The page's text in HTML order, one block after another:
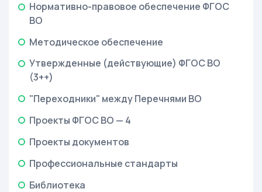
Нормативно-правовое обеспечение ФГОС
ВО
Методическое обеспечение
Утвержденные (действующие) ФГОС ВО
(3++)
"Переходники" между Перечнями ВО
Проекты ФГОС ВО — 4
Проекты документов
Профессиональные стандарты
Библиотека